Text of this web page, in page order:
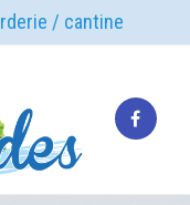
/ cantine